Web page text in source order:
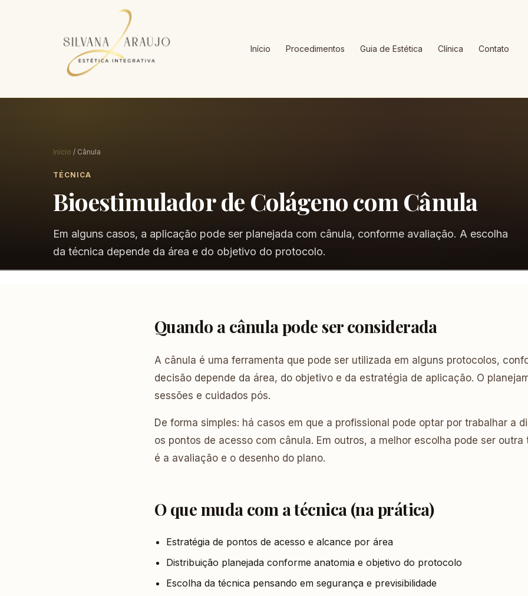
Início Procedimentos Guia de Estética Clínica Contato
Início / Cânula
TÉCNICA
Bioestimulador de Colágeno com Cânula
Em alguns casos, a aplicação pode ser planejada com cânula, conforme avaliação. A escolha
da técnica depende da área e do objetivo do protocolo.
Quando a cânula pode ser considerada
A cânula é uma ferramenta que pode ser utilizada em alguns protocolos,
decisão depende da área, do objetivo e da estratégia de aplicação. O
sessões e cuidados pós.
De forma simples: há casos em que a profissional pode optar por trabalhar a
os pontos de acesso com cânula. Em outros, a melhor escolha pode ser outra
é a avaliação e o desenho do plano.
O que muda com a técnica (na prática)
Estratégia de pontos de acesso e alcance por área
Distribuição planejada conforme anatomia e objetivo do protocolo
Escolha da técnica pensando em segurança e previsibilidade